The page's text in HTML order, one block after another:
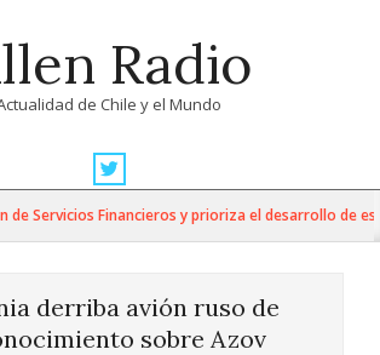
Radio
de Chile y el Mundo
Financieros y prioriza el desarrollo de esta
derriba avión ruso de
sobre Azov